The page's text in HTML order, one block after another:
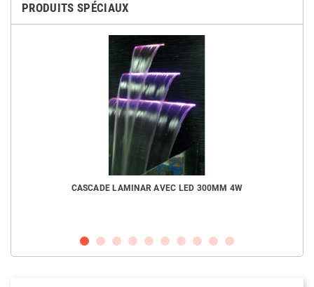
PRODUITS SPÉCIAUX
CASCADE LAMINAR AVEC LED 300MM 4W